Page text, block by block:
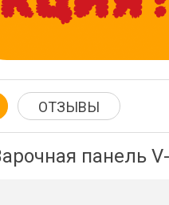
ОТЗЫВЫ
панель